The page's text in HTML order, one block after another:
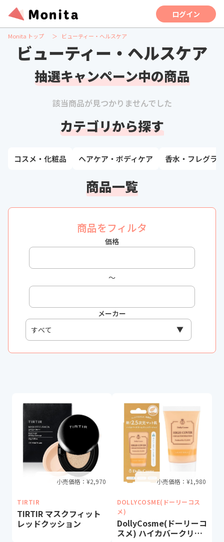
ログイン
Monita トップ ビューティー・ヘルスケア
ビューティー・ヘルスケア
抽選キャンペーン中の商品
該当商品が見つかりませんでした
カテゴリから探す
コスメ・化粧品 ヘアケア・ボディケア 香水・フレグラ
商品一覧
商品をフィルタ
価格
〜
メーカー
小売価格：¥2,970
TIRTIR
TIRTIR マスクフィット
レッドクッション
小売価格：¥1,980
DOLLYCOSME(ドーリーコス
メ)
DollyCosme(ドーリーコ
スメ) ハイカバークリー